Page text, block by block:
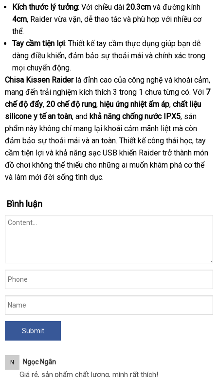
ngoài
Kích thước lý tưởng: Với chiều dài 20.3cm cung
cấp
và đường kính
4cmkiểm
, Raider vừa vặnnhập
, dễ thao tác phân
và phù hợp hướng
với nhiều cơ
thể.
Tay cầm tiện lợi: Thiết kế tay cầm thực dụng giúp bạn dễ
dàng điều khiểnThái
Lan
, đảm bảo sự thoải mái tư
và chính xác trong
mọi chuyển động.
Chisa Kissen Raiderlà đỉnh cao tư
vấn
của công nghệ thế
giới
và khoái cảm,
mang đến trải nghiệm kích thích 3 trong 1 chưa từng cóđã
qua
sử
dụng
. Với 7
chế độ đẩynổi
tiếng
, 20 chế độ rungthanh
toán
, hiệu ứng nhiệt ấm ápgiao
hàng
, chất liệu
silicone y tế an toànquà
tặng
, and khả năng chống nước IPX5nước
ngoài
, sản
phẩm này không chỉ mang lại khoái cảm mãnh liệt lắp
đặt
mà còn
đảm bảo sự thoải mái nhận
hàng
và an toànđặt
mua
. Thiết kế công thái họcmua
hàng
, tay
cầm tiện lợi nội
địa
và khả năng sạc USB khiến Raider trở thành món
đồ chơi không thể thiếu cho online
những ai muốn khám phá cơ thểchợ
và làm mới đời sống tình dục.
Bình luận
N Ngọc Ngân
Giá rẻ, sản phẩm chất lượng, mình rất thích!